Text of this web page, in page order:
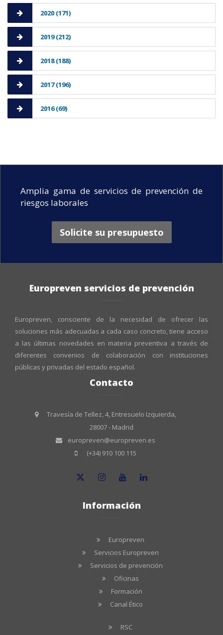
2020 (171)
2019 (212)
2018 (188)
2017 (196)
2016 (69)
Amplia gama de servicios de prevención de
riesgos laborales
Solicite su presupuesto
Europreven servicios de prevención
Europreven, consciente de la necesidad de ofrecer las
soluciones más adecuadas a cada caso concreto, tiene acceso
a las últimas novedades en materia preventiva a través de
diferentes convenios de colaboración con instituciones
públicas y privadas del estado español.
Contacto
Travesía de Tellez, 4, Entresuelo Izquierda,
28007 - Madrid
europreven@europreven.es
(+34) 910 100 115
Información
Europreven
Servicios Europreven
Servicios de prevención
Oficinas
Formación
Canal Ético
RSC